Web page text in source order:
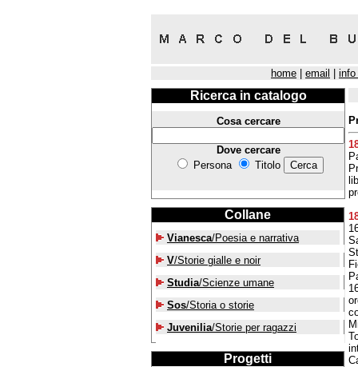
home email info
Ricerca in catalogo
Cosa cercare
Dove cercare
Persona
Titolo
Collane
Vianesca/Poesia e narrativa
V/Storie gialle e noir
Studia/Scienze umane
Sos/Storia o storie
Juvenilia/Storie per ragazzi
Progetti